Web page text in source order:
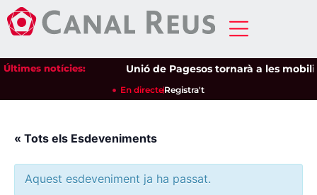
Últimes notícies: Unió de Pagesos tornarà a les
En directeRegistra't
« Tots els Esdeveniments
Aquest esdeveniment ja ha passat.